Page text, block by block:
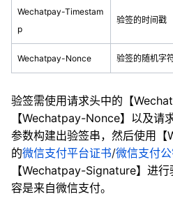
Wechatpay-Timestam
p
验签的时间戳
Wechatpay-Nonce 验签的随机字
验签需使用请求头中的【
【Wechatpay-Nonce】以及请
参数构建出验签串，然后使用
的微信支付平台证书/微信支付
【Wechatpay-Signature】进
容是来自微信支付。